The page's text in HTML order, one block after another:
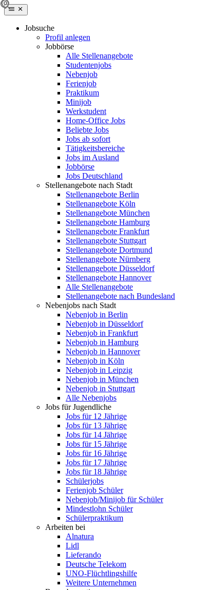
Jobsuche
Profil anlegen
Jobbörse
Alle Stellenangebote
Studentenjobs
Nebenjob
Ferienjob
Praktikum
Minijob
Werkstudent
Home-Office Jobs
Beliebte Jobs
Jobs ab sofort
Tätigkeitsbereiche
Jobs im Ausland
Jobbörse
Jobs Deutschland
Stellenangebote nach Stadt
Stellenangebote Berlin
Stellenangebote Köln
Stellenangebote München
Stellenangebote Hamburg
Stellenangebote Frankfurt
Stellenangebote Stuttgart
Stellenangebote Dortmund
Stellenangebote Nürnberg
Stellenangebote Düsseldorf
Stellenangebote Hannover
Alle Stellenangebote
Stellenangebote nach Bundesland
Nebenjobs nach Stadt
Nebenjob in Berlin
Nebenjob in Düsseldorf
Nebenjob in Frankfurt
Nebenjob in Hamburg
Nebenjob in Hannover
Nebenjob in Köln
Nebenjob in Leipzig
Nebenjob in München
Nebenjob in Stuttgart
Alle Nebenjobs
Jobs für Jugendliche
Jobs für 12 Jährige
Jobs für 13 Jährige
Jobs für 14 Jährige
Jobs für 15 Jährige
Jobs für 16 Jährige
Jobs für 17 Jährige
Jobs für 18 Jährige
Schülerjobs
Ferienjob Schüler
Nebenjob/Minijob für Schüler
Mindestlohn Schüler
Schülerpraktikum
Arbeiten bei
Alnatura
Lidl
Lieferando
Deutsche Telekom
UNO-Flüchtlingshilfe
Weitere Unternehmen